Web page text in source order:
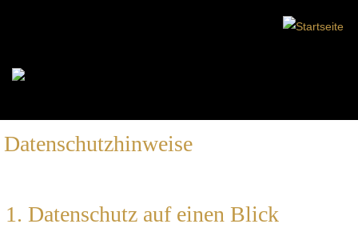
Datenschutzhinweise
1. Datenschutz auf einen Blick